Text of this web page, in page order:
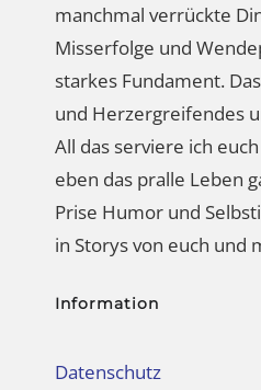
manchmal verrückte
Misserfolge und
starkes Fundament.
und Herzergreifendes
All das serviere ich
eben das pralle Leben
Prise Humor und
in Storys von euch und
Information
Datenschutz